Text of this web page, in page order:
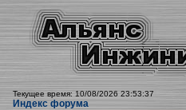
Текущее время: 10/08/2026 23:53:37
Индекс форума